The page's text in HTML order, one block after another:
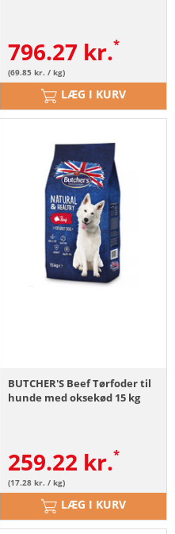
796.27 kr.
(69.85 kr. / kg)
LÆG I KURV
BUTCHER'S Beef Tørfoder til
hunde med oksekød 15 kg
259.22 kr.
(17.28 kr. / kg)
LÆG I KURV